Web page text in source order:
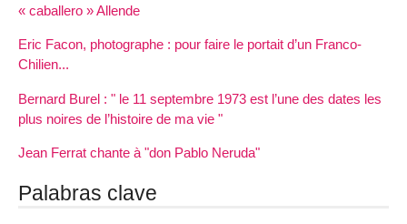
« caballero » Allende
Eric Facon, photographe : pour faire le portait d’un Franco-
Chilien...
Bernard Burel : " le 11 septembre 1973 est l’une des dates les
plus noires de l’histoire de ma vie "
Jean Ferrat chante à "don Pablo Neruda"
Palabras clave